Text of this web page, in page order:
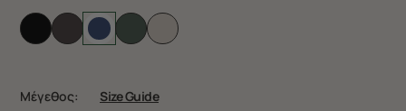
Μέγεθος: Size Guide